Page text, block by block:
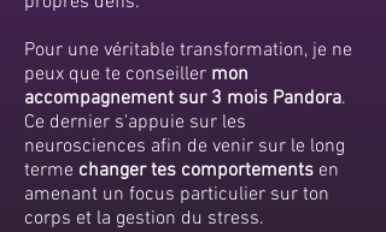
Pour une véritable transformation, je ne
peux que te conseiller mon
accompagnement sur 3 mois Pandora.
Ce dernier s'appuie sur les
neurosciences afin de venir sur le long
terme changer tes comportements en
amenant un focus particulier sur ton
corps et la gestion du stress.